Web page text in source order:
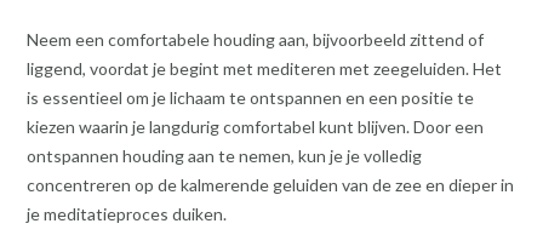
Neem een comfortabele houding aan, bijvoorbeeld zittend of
liggend, voordat je begint met mediteren met zeegeluiden. Het
is essentieel om je lichaam te ontspannen en een positie te
kiezen waarin je langdurig comfortabel kunt blijven. Door een
ontspannen houding aan te nemen, kun je je volledig
concentreren op de kalmerende geluiden van de zee en dieper in
je meditatieproces duiken.